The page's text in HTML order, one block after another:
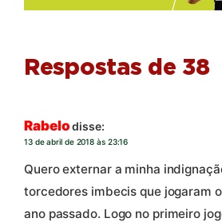
Respostas de 38
Rabelodisse:
13 de abril de 2018 às 23:16
Quero externar a minha
torcedores imbecis que jogaram
ano passado. Logo no primeiro